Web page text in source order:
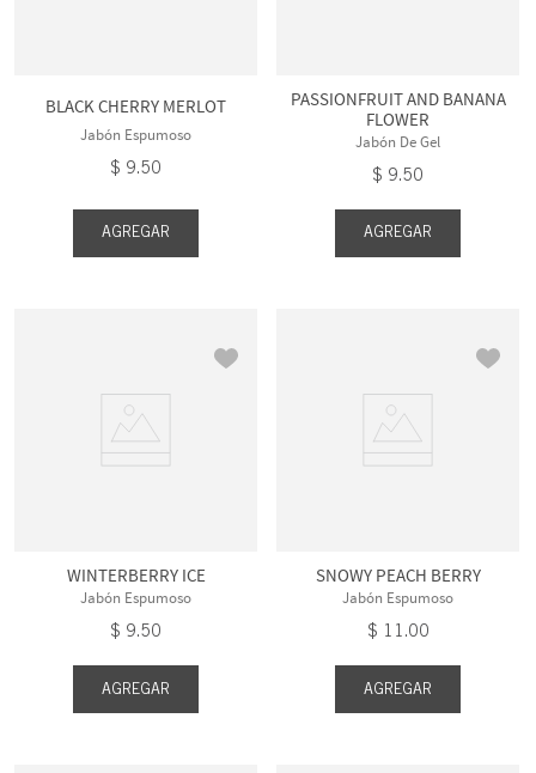
BLACK CHERRY MERLOT
Jabón Espumoso
$ 9.50
AGREGAR
PASSIONFRUIT AND BANANA
FLOWER
Jabón De Gel
$ 9.50
AGREGAR
WINTERBERRY ICE
Jabón Espumoso
$ 9.50
AGREGAR
SNOWY PEACH BERRY
Jabón Espumoso
$ 11 .00
AGREGAR